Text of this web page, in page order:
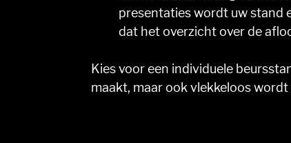
presentaties wordt uw stand
dat het overzicht over de
Kies voor een individuele
maakt, maar ook vlekkeloos wordt